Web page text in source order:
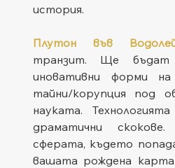
история.
Плутон във
транзит. Ще бъдат
иновативни форми
тайни/корупция под
науката.
драматични
сферата, където
вашата рождена